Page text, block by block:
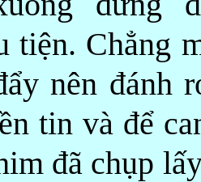
tiện. Chẳng
nên đánh
tin và để
đã chụp